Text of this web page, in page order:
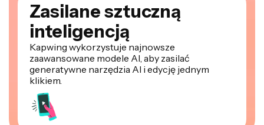
Zasilane sztuczną
inteligencją
Kapwing wykorzystuje najnowsze
zaawansowane modele AI, aby zasilać
generatywne narzędzia AI i edycję jednym
klikiem.